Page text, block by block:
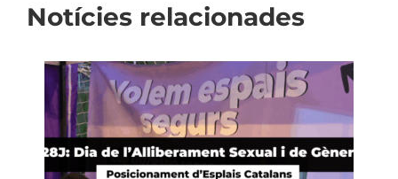
Notícies relacionades